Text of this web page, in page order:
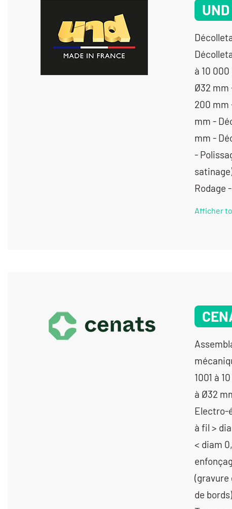
UND
à 10
Ø32 mm
200 mm
mm -
mm -
-
Rodage
Afficher
Assemblage de sous-ensembles, d’ensembles électromécaniques, mécatroniques, mécaniques d’un volume > 5cm3 - Décolletage de 10 à 1000 pièces - Décolletage de 1001 à 10